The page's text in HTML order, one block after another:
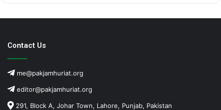
Contact Us
me@pakjamhuriat.org
editor@pakjamhuriat.org
291, Block A, Johar Town, Lahore, Punjab, Pakistan